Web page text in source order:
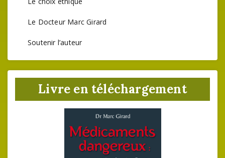
Le Docteur Marc Girard
Soutenir l’auteur
Livre en téléchargement